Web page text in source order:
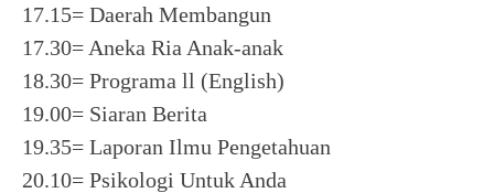
17.15= Daerah Membangun
17.30= Aneka Ria Anak-anak
18.30= Programa ll (English)
19.00= Siaran Berita
19.35= Laporan Ilmu Pengetahuan
20.10= Psikologi Untuk Anda